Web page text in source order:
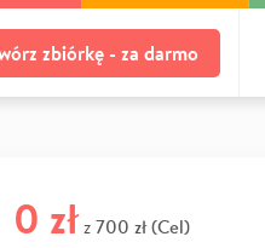
zbiórkę - za darmo
0 zł z 700 zł (Cel)